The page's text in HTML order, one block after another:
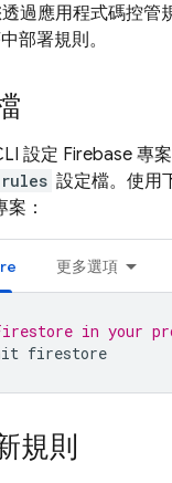
過應用程式碼控管
部署規則。
設定 Firebase 專
設定檔。使用
：
更多選項
in your
firestore
規則